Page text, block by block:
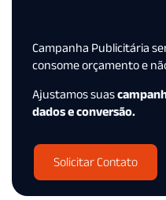
Campanha Publicitária
consome orçamento e
Ajustamos suas
dados e conversão.
Solicitar Contato